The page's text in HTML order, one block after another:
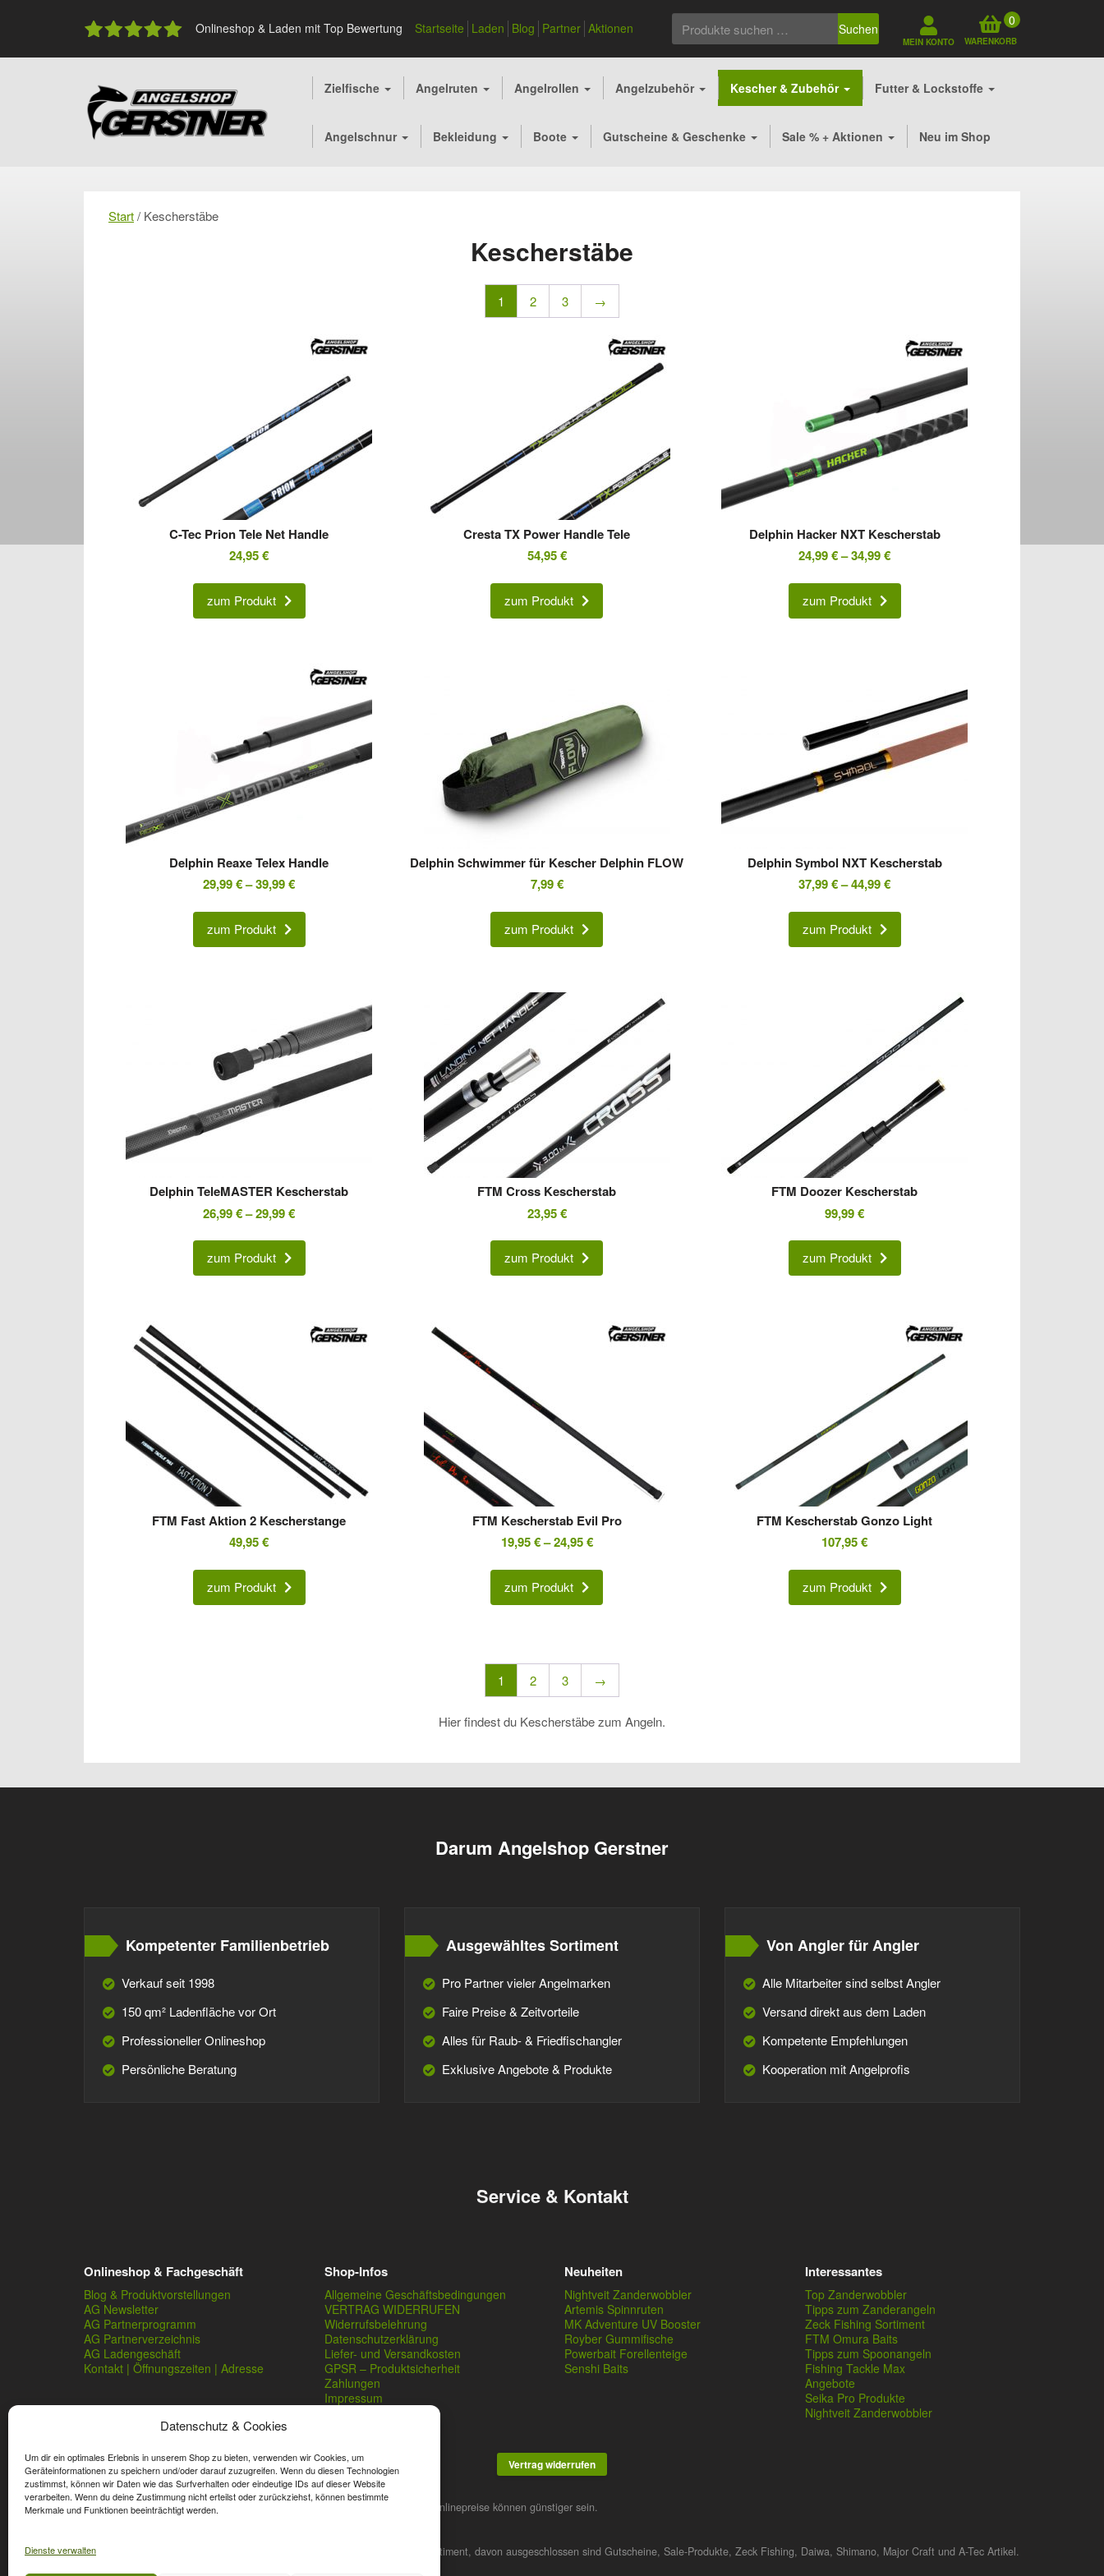
Datenschutz & Cookies
Um dir ein optimales Erlebnis in unserem Shop zu bieten, verwenden wir Cookies, um
Geräteinformationen zu speichern und/oder darauf zuzugreifen. Wenn du diesen Technologien
zustimmst, können wir Daten wie das Surfverhalten oder eindeutige IDs auf dieser Website
verarbeiten. Wenn du deine Zustimmung nicht erteilst oder zurückziehst, können bestimmte
Merkmale und Funktionen beeinträchtigt werden.
Dienste verwalten
Onlineshop & Laden mit Top Bewertung Startseite Laden Blog Partner Aktionen
nach:
Suchen
MEIN KONTO
0
WARENKORB
Zielfische Angelruten Angelrollen Angelzubehör Kescher & Zubehör Futter & Lockstoffe
Angelschnur Bekleidung Boote Gutscheine & Geschenke Sale % + Aktionen Neu im Shop
Start/ Kescherstäbe
Kescherstäbe
1 2 3 →
C-Tec Prion Tele Net Handle
24,95€
zum Produkt
Cresta TX Power Handle Tele
54,95€
zum Produkt
Delphin Hacker NXT Kescherstab
24,99€–34,99€
zum Produkt
Delphin Reaxe Telex Handle
29,99€–39,99€
zum Produkt
Delphin Schwimmer für Kescher Delphin FLOW
7,99€
zum Produkt
Delphin Symbol NXT Kescherstab
37,99€–44,99€
zum Produkt
Delphin TeleMASTER Kescherstab
26,99€–29,99€
zum Produkt
FTM Cross Kescherstab
23,95€
zum Produkt
FTM Doozer Kescherstab
99,99€
zum Produkt
FTM Fast Aktion 2 Kescherstange
49,95€
zum Produkt
FTM Kescherstab Evil Pro
19,95€–24,95€
zum Produkt
FTM Kescherstab Gonzo Light
107,95€
zum Produkt
1 2 3 →
Hier findest du Kescherstäbe zum Angeln.
Darum Angelshop Gerstner
Kompetenter Familienbetrieb
Verkauf seit 1998
150 qm² Ladenfläche vor Ort
Professioneller Onlineshop
Persönliche Beratung
Ausgewähltes Sortiment
Pro Partner vieler Angelmarken
Faire Preise & Zeitvorteile
Alles für Raub- & Friedfischangler
Exklusive Angebote & Produkte
Von Angler für Angler
Alle Mitarbeiter sind selbst Angler
Versand direkt aus dem Laden
Kompetente Empfehlungen
Kooperation mit Angelprofis
Service & Kontakt
Onlineshop & Fachgeschäft
Blog & Produktvorstellungen
AG Newsletter
AG Partnerprogramm
AG Partnerverzeichnis
AG Ladengeschäft
Kontakt | Öffnungszeiten | Adresse
Shop-Infos
Allgemeine Geschäftsbedingungen
VERTRAG WIDERRUFEN
Widerrufsbelehrung
Datenschutzerklärung
Liefer- und Versandkosten
GPSR – Produktsicherheit
Zahlungen
Impressum
Neuheiten
Nightveit Zanderwobbler
Artemis Spinnruten
MK Adventure UV Booster
Royber Gummifische
Powerbait Forellenteige
Senshi Baits
Interessantes
Top Zanderwobbler
Tipps zum Zanderangeln
Zeck Fishing Sortiment
FTM Omura Baits
Tipps zum Spoonangeln
Fishing Tackle Max
Angebote
Seika Pro Produkte
Nightveit Zanderwobbler
Vertrag widerrufen
* Streichpreise sind reguläre Ladenpreise von Angelshop Gerstner. Unsere Onlinepreise können günstiger sein.
Affiliate, Partner Rabatt-Codes und Aktionscodes gelten für das gesamte Sortiment, davon ausgeschlossen sind Gutscheine, Sale-Produkte, Zeck Fishing, Daiwa, Shimano, Major Craft und A-Tec Artikel.